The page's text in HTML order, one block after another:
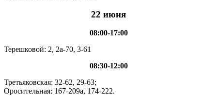
22 июня
08:00-17:00
Терешковой: 2, 2а-70, 3-61
08:30-12:00
Третьяковская: 32-62, 29-63;
Оросительная: 167-209а, 174-222.